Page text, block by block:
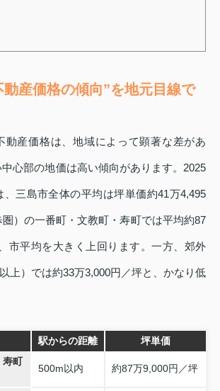
動産価格の傾向”を地元目線で
動産価格は、地域によって顕著な差があ
心部の地価は高い傾向があります。2025
、三島市全体の平均は坪単価約41万4,495
）の一番町・文教町・寿町では平均約87
市平均を大きく上回ります。一方、郊外
上）では約33万3,000円／坪と、かなり低
駅からの距離
坪単価
寿町
500m以内 約87万9,000円／坪